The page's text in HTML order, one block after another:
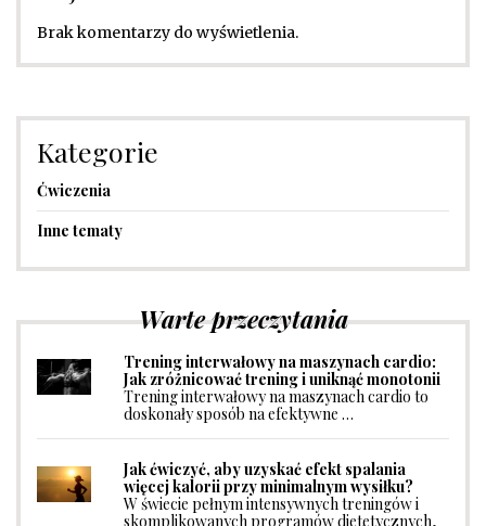
Brak komentarzy do wyświetlenia.
Kategorie
Ćwiczenia
Inne tematy
Warte przeczytania
Trening interwałowy na maszynach cardio:
Jak zróżnicować trening i uniknąć monotonii
Trening interwałowy na maszynach cardio to
doskonały sposób na efektywne …
Jak ćwiczyć, aby uzyskać efekt spalania
więcej kalorii przy minimalnym wysiłku?
W świecie pełnym intensywnych treningów i
skomplikowanych programów dietetycznych,